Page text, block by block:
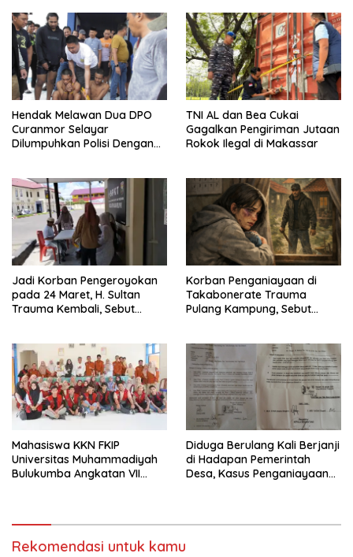
Hendak Melawan Dua DPO
Curanmor Selayar
Dilumpuhkan Polisi Dengan
TNI AL dan Bea Cukai
Gagalkan Pengiriman Jutaan
Rokok Ilegal di Makassar
Jadi Korban Pengeroyokan
pada 24 Maret, H. Sultan
Trauma Kembali, Sebut
Korban Penganiayaan di
Takabonerate Trauma
Pulang Kampung, Sebut
Mahasiswa KKN FKIP
Universitas Muhammadiyah
Bulukumba Angkatan VII
‎Diduga Berulang Kali Berjanji
di Hadapan Pemerintah
Desa, Kasus Penganiayaan
Rekomendasi untuk kamu